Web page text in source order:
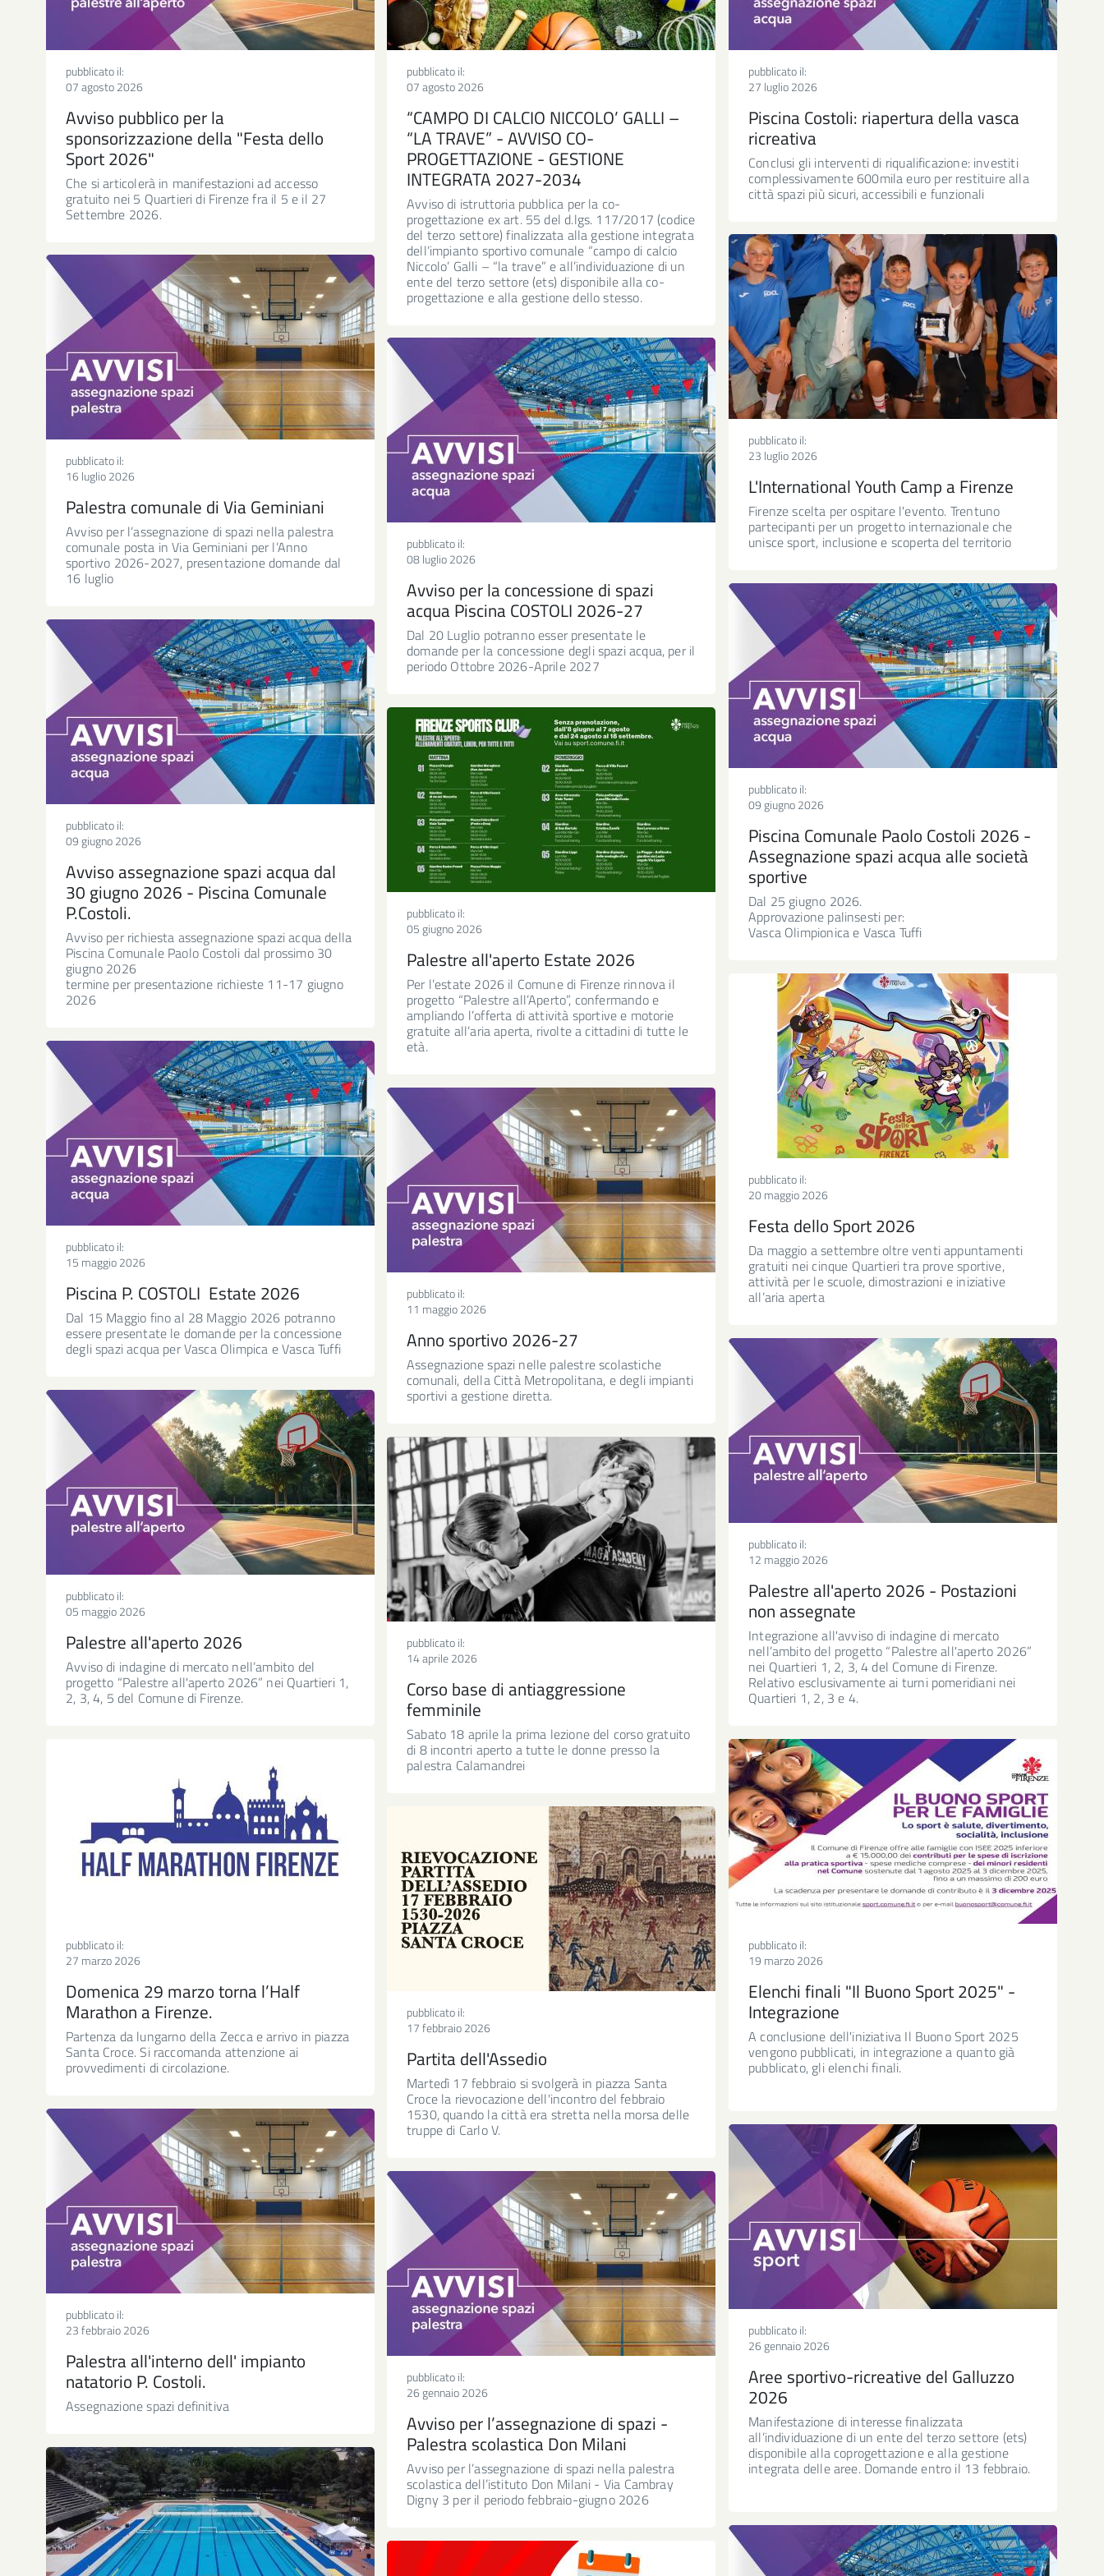
pubblicato il:
07 agosto 2026
Avviso pubblico per la
sponsorizzazione della "Festa dello
Sport 2026"
Che si articolerà in manifestazioni ad accesso
gratuito nei 5 Quartieri di Firenze fra il 5 e il 27
Settembre 2026.
pubblicato il:
07 agosto 2026
“CAMPO DI CALCIO NICCOLO’ GALLI –
“LA TRAVE” - AVVISO CO-
PROGETTAZIONE - GESTIONE
INTEGRATA 2027-2034
Avviso di istruttoria pubblica per la co-
progettazione ex art. 55 del d.lgs. 117/2017 (codice
del terzo settore) finalizzata alla gestione integrata
dell’impianto sportivo comunale “campo di calcio
Niccolo’ Galli – “la trave” e all’individuazione di un
ente del terzo settore (ets) disponibile alla co-
progettazione e alla gestione dello stesso.
pubblicato il:
27 luglio 2026
Piscina Costoli: riapertura della vasca
ricreativa
Conclusi gli interventi di riqualificazione: investiti
complessivamente 600mila euro per restituire alla
città spazi più sicuri, accessibili e funzionali
pubblicato il:
23 luglio 2026
L'International Youth Camp a Firenze
Firenze scelta per ospitare l'evento. Trentuno
partecipanti per un progetto internazionale che
unisce sport, inclusione e scoperta del territorio
pubblicato il:
16 luglio 2026
Palestra comunale di Via Geminiani
Avviso per l’assegnazione di spazi nella palestra
comunale posta in Via Geminiani per l’Anno
sportivo 2026-2027, presentazione domande dal
16 luglio
pubblicato il:
08 luglio 2026
Avviso per la concessione di spazi
acqua Piscina COSTOLI 2026-27
Dal 20 Luglio potranno esser presentate le
domande per la concessione degli spazi acqua, per il
periodo Ottobre 2026-Aprile 2027
pubblicato il:
09 giugno 2026
Piscina Comunale Paolo Costoli 2026 -
Assegnazione spazi acqua alle società
sportive
Dal 25 giugno 2026.
Approvazione palinsesti per:
Vasca Olimpionica e Vasca Tuffi
pubblicato il:
09 giugno 2026
Avviso assegnazione spazi acqua dal
30 giugno 2026 - Piscina Comunale
P.Costoli.
Avviso per richiesta assegnazione spazi acqua della
Piscina Comunale Paolo Costoli dal prossimo 30
giugno 2026
termine per presentazione richieste 11-17 giugno
2026
pubblicato il:
05 giugno 2026
Palestre all'aperto Estate 2026
Per l’estate 2026 il Comune di Firenze rinnova il
progetto “Palestre all’Aperto”, confermando e
ampliando l’offerta di attività sportive e motorie
gratuite all’aria aperta, rivolte a cittadini di tutte le
età.
pubblicato il:
20 maggio 2026
Festa dello Sport 2026
Da maggio a settembre oltre venti appuntamenti
gratuiti nei cinque Quartieri tra prove sportive,
attività per le scuole, dimostrazioni e iniziative
all’aria aperta
pubblicato il:
15 maggio 2026
Piscina P. COSTOLI Estate 2026
Dal 15 Maggio fino al 28 Maggio 2026 potranno
essere presentate le domande per la concessione
degli spazi acqua per Vasca Olimpica e Vasca Tuffi
pubblicato il:
11 maggio 2026
Anno sportivo 2026-27
Assegnazione spazi nelle palestre scolastiche
comunali, della Città Metropolitana, e degli impianti
sportivi a gestione diretta.
pubblicato il:
12 maggio 2026
Palestre all'aperto 2026 - Postazioni
non assegnate
Integrazione all'avviso di indagine di mercato
nell’ambito del progetto “Palestre all'aperto 2026”
nei Quartieri 1, 2, 3, 4 del Comune di Firenze.
Relativo esclusivamente ai turni pomeridiani nei
Quartieri 1, 2, 3 e 4.
pubblicato il:
05 maggio 2026
Palestre all'aperto 2026
Avviso di indagine di mercato nell’ambito del
progetto “Palestre all'aperto 2026” nei Quartieri 1,
2, 3, 4, 5 del Comune di Firenze.
pubblicato il:
14 aprile 2026
Corso base di antiaggressione
femminile
Sabato 18 aprile la prima lezione del corso gratuito
di 8 incontri aperto a tutte le donne presso la
palestra Calamandrei
pubblicato il:
27 marzo 2026
Domenica 29 marzo torna l’Half
Marathon a Firenze.
Partenza da lungarno della Zecca e arrivo in piazza
Santa Croce. Si raccomanda attenzione ai
provvedimenti di circolazione.
pubblicato il:
19 marzo 2026
Elenchi finali "Il Buono Sport 2025" -
Integrazione
A conclusione dell'iniziativa Il Buono Sport 2025
vengono pubblicati, in integrazione a quanto già
pubblicato, gli elenchi finali.
pubblicato il:
17 febbraio 2026
Partita dell'Assedio
Martedì 17 febbraio si svolgerà in piazza Santa
Croce la rievocazione dell'incontro del febbraio
1530, quando la città era stretta nella morsa delle
truppe di Carlo V.
pubblicato il:
23 febbraio 2026
Palestra all'interno dell' impianto
natatorio P. Costoli.
Assegnazione spazi definitiva
pubblicato il:
26 gennaio 2026
Aree sportivo-ricreative del Galluzzo
2026
Manifestazione di interesse finalizzata
all’individuazione di un ente del terzo settore (ets)
disponibile alla coprogettazione e alla gestione
integrata delle aree. Domande entro il 13 febbraio.
pubblicato il:
26 gennaio 2026
Avviso per l’assegnazione di spazi -
Palestra scolastica Don Milani
Avviso per l’assegnazione di spazi nella palestra
scolastica dell’istituto Don Milani - Via Cambray
Digny 3 per il periodo febbraio-giugno 2026